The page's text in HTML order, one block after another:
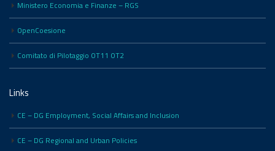
Ministero Economia e Finanze – RGS
OpenCoesione
Comitato di Pilotaggio OT11 OT2
Links
CE – DG Employment, Social Affairs and Inclusion
CE – DG Regional and Urban Policies